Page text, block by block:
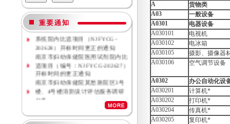
南京市妇幼保健院母乳库信息管理
系统院内比选项目（NJFYCG-
202628）开标时间更正的通知
南京市妇幼保健院医用试剂院内比
选项目（编号：NJFYCG-202627）
开标时间的更正通知
南京市妇幼保健院莫愁路院区3号
楼、4号楼消防设计评估服务调研
公告
南京市妇幼保健院莫愁路院区3号
楼、4号楼消防安全评估服务调研
公告
A
货物类
A03
一般设备
A0301
电器设备
A030101
电视机
A030102
电冰箱
A030105
摄影、摄像器
A030106
空气调节设备
A0302
办公自动化设
A030201
计算机*
A030202
打印机*
A030204
传真机*
A030205
复印机*